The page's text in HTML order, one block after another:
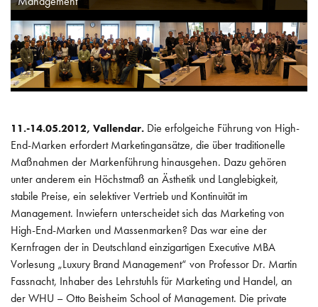
INTERNATIONAL
ARBEITSKREISE
11.-14.05.2012, Vallendar. Die erfolgeiche Führung von High-
End-Marken erfordert Marketingansätze, die über traditionelle
Maßnahmen der Markenführung hinausgehen. Dazu gehören
unter anderem ein Höchstmaß an Ästhetik und Langlebigkeit,
stabile Preise, ein selektiver Vertrieb und Kontinuität im
Management. Inwiefern unterscheidet sich das Marketing von
High-End-Marken und Massenmarken? Das war eine der
Kernfragen der in Deutschland einzigartigen Executive MBA
Vorlesung „Luxury Brand Management“ von Professor Dr. Martin
Fassnacht, Inhaber des Lehrstuhls für Marketing und Handel, an
der WHU – Otto Beisheim School of Management. Die private